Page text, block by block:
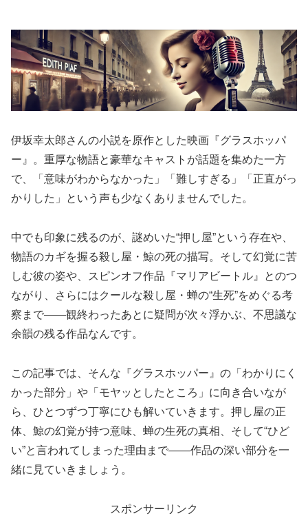
伊坂幸太郎さんの小説を原作とした映画『グラスホッパ
ー』。重厚な物語と豪華なキャストが話題を集めた一方
で、「意味がわからなかった」「難しすぎる」「正直がっ
かりした」という声も少なくありませんでした。
中でも印象に残るのが、謎めいた“押し屋”という存在や、
物語のカギを握る殺し屋・鯨の死の描写。そして幻覚に苦
しむ彼の姿や、スピンオフ作品『マリアビートル』とのつ
ながり、さらにはクールな殺し屋・蝉の“生死”をめぐる考
察まで——観終わったあとに疑問が次々浮かぶ、不思議な
余韻の残る作品なんです。
この記事では、そんな『グラスホッパー』の「わかりにく
かった部分」や「モヤッとしたところ」に向き合いなが
ら、ひとつずつ丁寧にひも解いていきます。押し屋の正
体、鯨の幻覚が持つ意味、蝉の生死の真相、そして“ひど
い”と言われてしまった理由まで——作品の深い部分を一
緒に見ていきましょう。
スポンサーリンク